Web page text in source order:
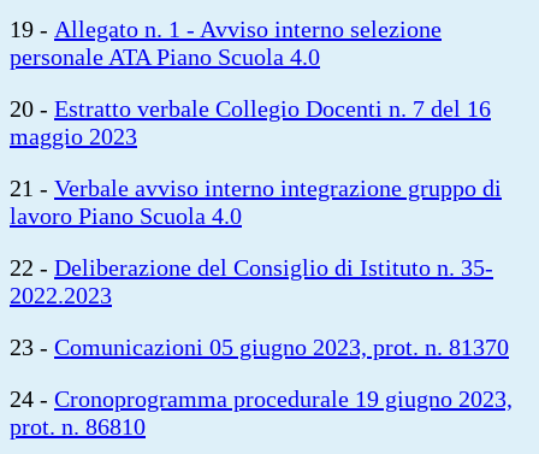
19 - Allegato n. 1 - Avviso interno selezione
personale ATA Piano Scuola 4.0
20 - Estratto verbale Collegio Docenti n. 7 del 16
maggio 2023
21 - Verbale avviso interno integrazione gruppo di
lavoro Piano Scuola 4.0
22 - Deliberazione del Consiglio di Istituto n. 35-
2022.2023
23 - Comunicazioni 05 giugno 2023, prot. n. 81370
24 - Cronoprogramma procedurale 19 giugno 2023,
prot. n. 86810